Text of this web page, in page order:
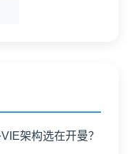
架构选在开曼？